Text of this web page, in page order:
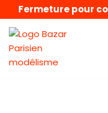
Aller
au
contenu
Fermeture pour